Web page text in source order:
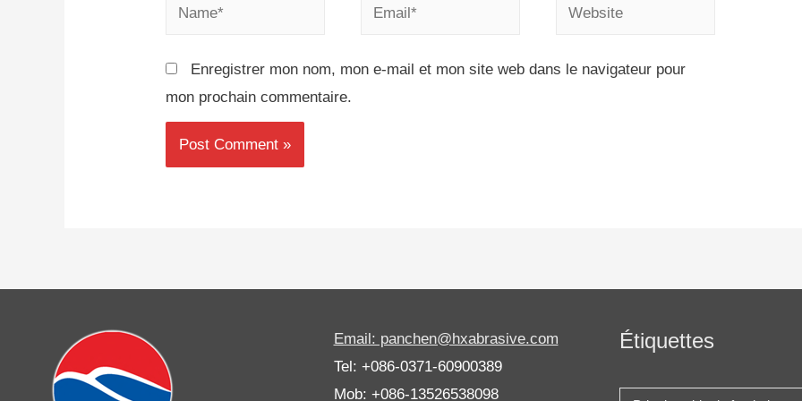
Enregistrer mon nom, mon e-mail et mon site web dans le navigateur pour
mon prochain commentaire.
Email: panchen@hxabrasive.com
Tel: +086-0371-60900389
Mob: +086-13526538098
Étiquettes